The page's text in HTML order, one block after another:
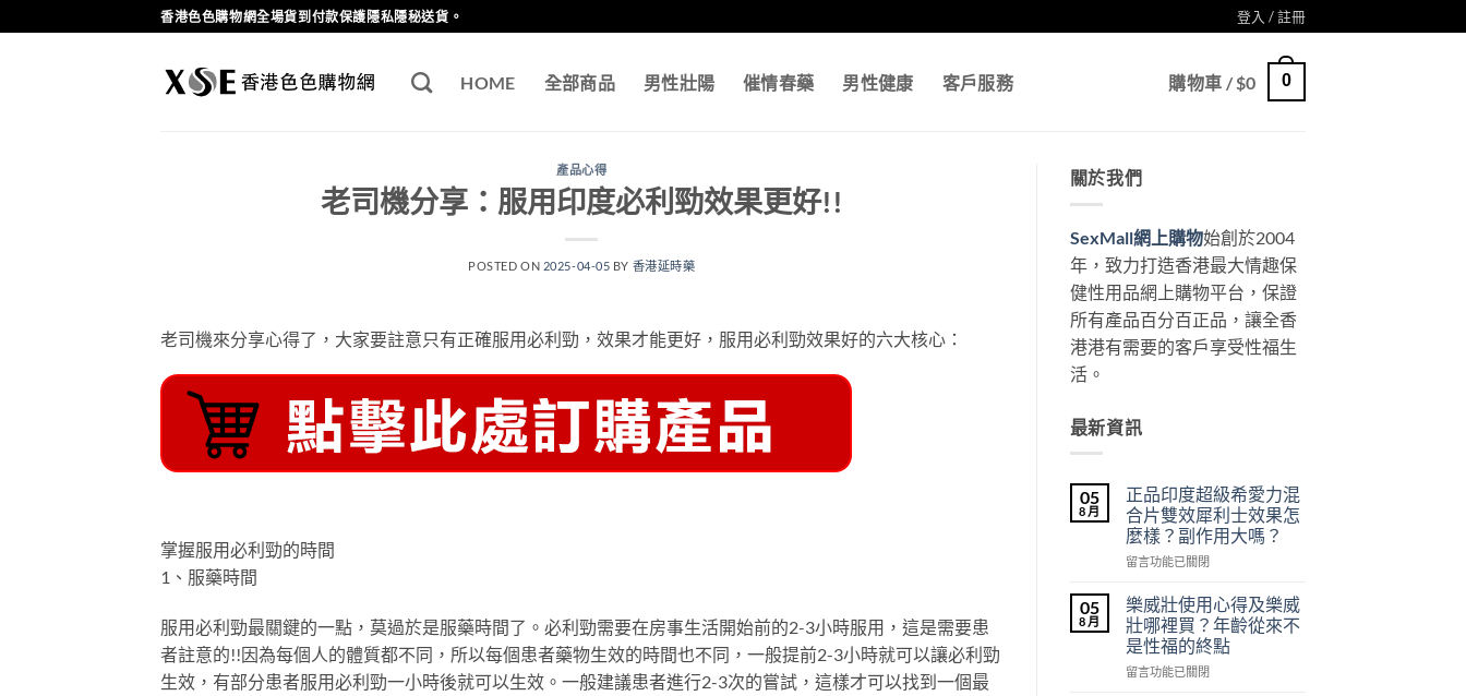
to
香港色色購物網全場貨到付款保護隱私隱秘送貨。 登入 / 註冊
HOME 全部商品 男性壯陽 催情春藥 男性健康 客戶服務 購物車 /$0 0
產品心得
老司機分享：服用印度必利勁效果更好!!
POSTED ON 2025-04-05 BY 香港延時藥
老司機來分享心得了，大家要註意只有正確服用必利勁，效果才能更好，服用必利勁效果好的六大核心：
掌握服用必利勁的時間
1、服藥時間
服用必利勁最關鍵的一點，莫過於是服藥時間了。必利勁需要在房事生活開始前的2-3小時服用，這是需要患
者註意的!!因為每個人的體質都不同，所以每個患者藥物生效的時間也不同，一般提前2-3小時就可以讓必利勁
生效，有部分患者服用必利勁一小時後就可以生效。一般建議患者進行2-3次的嘗試，這樣才可以找到一個最
關於我們
SexMall網上購物始創於2004
年，致力打造香港最大情趣保
健性用品網上購物平台，保證
所有產品百分百正品，讓全香
港港有需要的客戶享受性福生
活。
最新資訊
05
8 月
正品印度超級希愛力混
合片雙效犀利士效果怎
麼樣？副作用大嗎？
在
品
印
度
超
級
留言功能已關閉
05
8 月
樂威壯使用心得及樂威
壯哪裡買？年齡從來不
是性福的終點
在
留言功能已關閉